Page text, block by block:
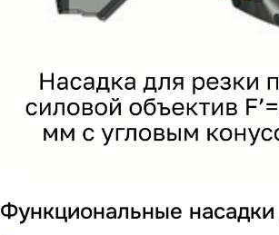
Функциональные